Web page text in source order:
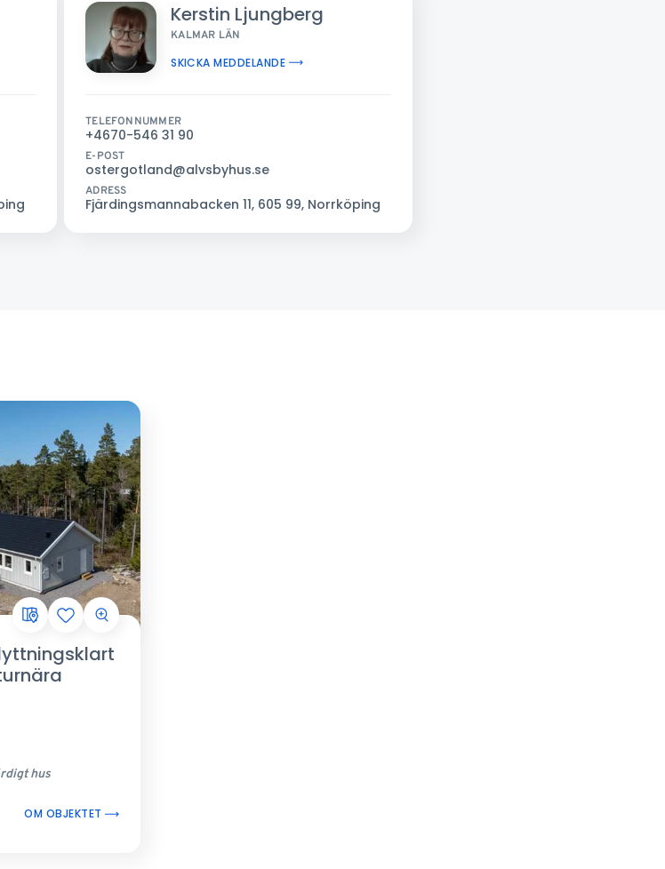
Kerstin Ljungberg
KALMAR LÄN
SKICKA MEDDELANDE
TELEFONNUMMER
+4670-546 31 90
E-POST
ostergotland@alvsbyhus.se
ADRESS
Fjärdingsmannabacken 11, 605 99, Norrköping
hus
OM OBJEKTET